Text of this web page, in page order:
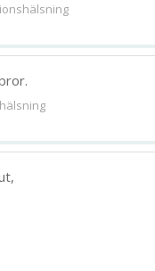
Bifoga bild